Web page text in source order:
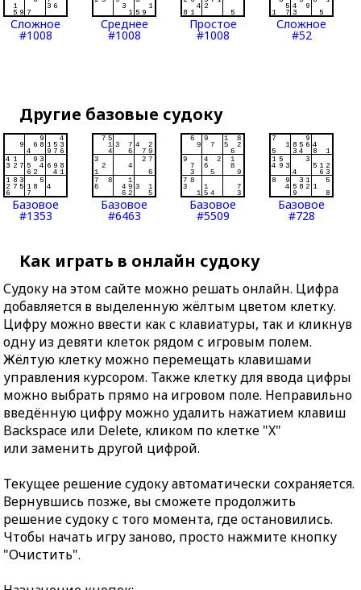
Сложное
#1008
Среднее
#1008
Простое
#1008
Сложное
#52
Другие базовые судоку
Базовое
#1353
Базовое
#6463
Базовое
#5509
Базовое
#728
Как играть в онлайн судоку
Судоку на этом сайте можно решать онлайн. Цифра
добавляется в выделенную жёлтым цветом клетку.
Цифру можно ввести как с клавиатуры, так и кликнув
одну из девяти клеток рядом с игровым полем.
Жёлтую клетку можно перемещать клавишами
управления курсором. Также клетку для ввода цифры
можно выбрать прямо на игровом поле. Неправильно
введённую цифру можно удалить нажатием клавиш
Backspace или Delete, кликом по клетке "X"
или заменить другой цифрой.
Текущее решение судоку автоматически сохраняется.
Вернувшись позже, вы сможете продолжить
решение судоку с того момента, где остановились.
Чтобы начать игру заново, просто нажмите кнопку
"Очистить".